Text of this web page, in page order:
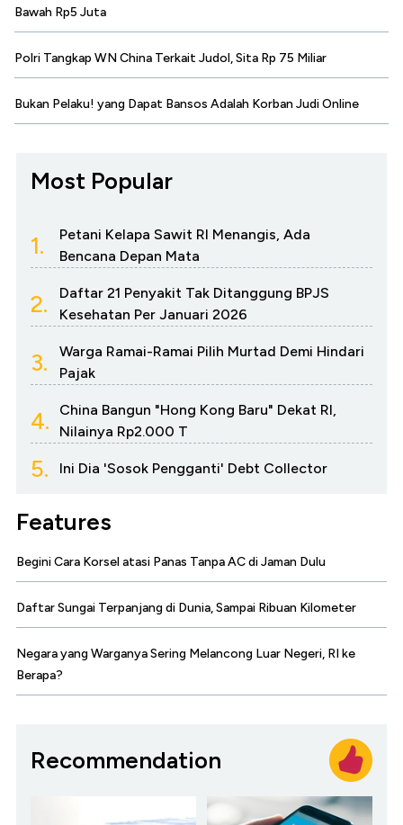
Bawah Rp5 Juta
Polri Tangkap WN China Terkait Judol, Sita Rp 75 Miliar
Bukan Pelaku! yang Dapat Bansos Adalah Korban Judi Online
Most Popular
1.
Petani Kelapa Sawit RI Menangis, Ada
Bencana Depan Mata
2.
Daftar 21 Penyakit Tak Ditanggung BPJS
Kesehatan Per Januari 2026
3.
Warga Ramai-Ramai Pilih Murtad Demi Hindari
Pajak
4.
China Bangun "Hong Kong Baru" Dekat RI,
Nilainya Rp2.000 T
5. Ini Dia 'Sosok Pengganti' Debt Collector
Features
Begini Cara Korsel atasi Panas Tanpa AC di Jaman Dulu
Daftar Sungai Terpanjang di Dunia, Sampai Ribuan Kilometer
Negara yang Warganya Sering Melancong Luar Negeri, RI ke
Berapa?
Recommendation